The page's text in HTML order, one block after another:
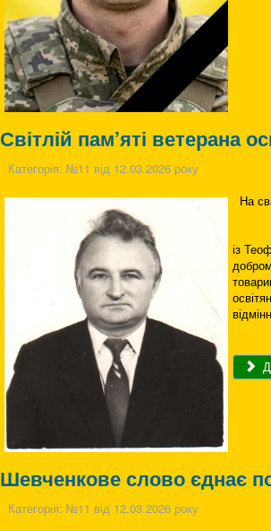
Світлій пам’яті ветерана
Категорія: №11 від 12.03.2026 року
На
із
Шевченкове слово єднає
Категорія: №11 від 12.03.2026 року